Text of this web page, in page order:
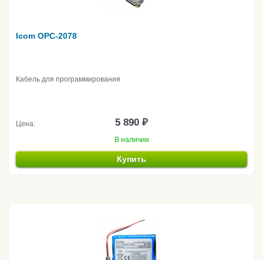
Icom OPC-2078
Кабель для программирования
Цена: 5 890 ₽
В наличии
Купить